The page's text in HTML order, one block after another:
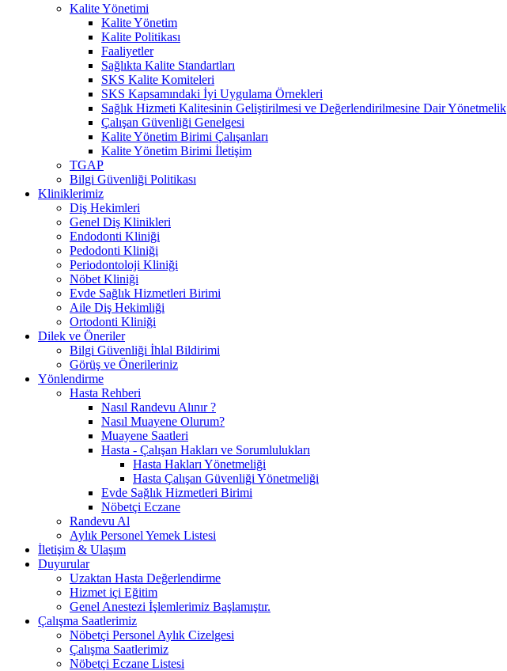
Kalite Yönetimi
Kalite Yönetim
Kalite Politikası
Faaliyetler
Sağlıkta Kalite Standartları
SKS Kalite Komiteleri
SKS Kapsamındaki İyi Uygulama Örnekleri
Sağlık Hizmeti Kalitesinin Geliştirilmesi ve Değerlendirilmesine Dair Yönetmelik
Çalışan Güvenliği Genelgesi
Kalite Yönetim Birimi Çalışanları
Kalite Yönetim Birimi İletişim
TGAP
Bilgi Güvenliği Politikası
Kliniklerimiz
Diş Hekimleri
Genel Diş Klinikleri
Endodonti Kliniği
Pedodonti Kliniği
Periodontoloji Kliniği
Nöbet Kliniği
Evde Sağlık Hizmetleri Birimi
Aile Diş Hekimliği
Ortodonti Kliniği
Dilek ve Öneriler
Bilgi Güvenliği İhlal Bildirimi
Görüş ve Önerileriniz
Yönlendirme
Hasta Rehberi
Nasıl Randevu Alınır ?
Nasıl Muayene Olurum?
Muayene Saatleri
Hasta - Çalışan Hakları ve Sorumlulukları
Hasta Hakları Yönetmeliği
Hasta Çalışan Güvenliği Yönetmeliği
Evde Sağlık Hizmetleri Birimi
Nöbetçi Eczane
Randevu Al
Aylık Personel Yemek Listesi
İletişim & Ulaşım
Duyurular
Uzaktan Hasta Değerlendirme
Hizmet içi Eğitim
Genel Anestezi İşlemlerimiz Başlamıştır.
Çalışma Saatlerimiz
Nöbetçi Personel Aylık Cizelgesi
Çalışma Saatlerimiz
Nöbetçi Eczane Listesi